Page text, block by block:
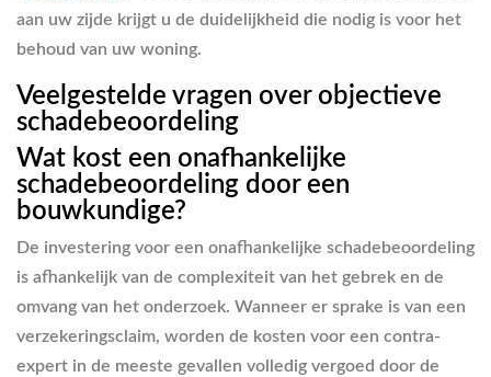
aan uw zijde krijgt u de duidelijkheid die nodig is voor het
behoud van uw woning.
Veelgestelde vragen over objectieve
schadebeoordeling
Wat kost een onafhankelijke
schadebeoordeling door een
bouwkundige?
De investering voor een onafhankelijke schadebeoordeling
is afhankelijk van de complexiteit van het gebrek en de
omvang van het onderzoek. Wanneer er sprake is van een
verzekeringsclaim, worden de kosten voor een contra-
expert in de meeste gevallen volledig vergoed door de